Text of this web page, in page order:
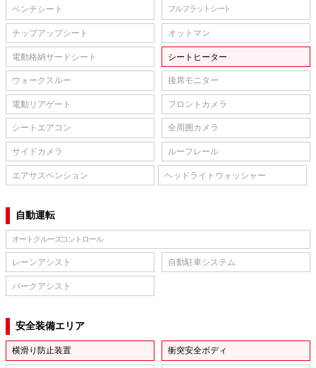
ベンチシート フルフラットシート
チップアップシート オットマン
電動格納サードシート シートヒーター
ウォークスルー 後席モニター
電動リアゲート フロントカメラ
シートエアコン 全周囲カメラ
サイドカメラ ルーフレール
エアサスペンション ヘッドライトウォッシャー
自動運転
オートクルーズコントロール
レーンアシスト 自動駐車システム
パークアシスト
安全装備エリア
横滑り防止装置 衝突安全ボディ